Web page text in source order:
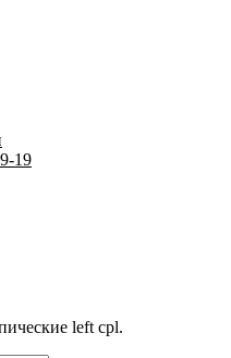
19
left cpl.